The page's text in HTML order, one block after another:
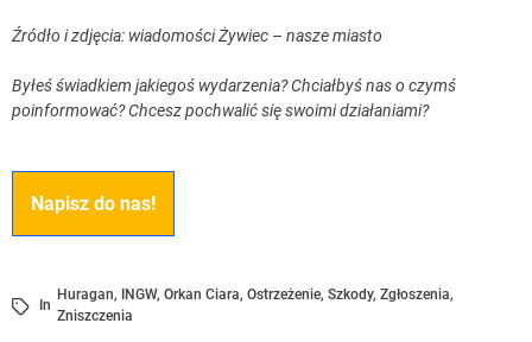
Źródło i zdjęcia: wiadomości Żywiec – nasze miasto
Byłeś świadkiem jakiegoś wydarzenia? Chciałbyś nas o czymś
poinformować? Chcesz pochwalić się swoimi działaniami?
Napisz do nas!
In
Huragan, INGW, Orkan Ciara, Ostrzeżenie, Szkody, Zgłoszenia,
Zniszczenia